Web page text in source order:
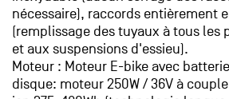
nécessaire), raccords entièrement
(remplissage des tuyaux à tous les
et aux suspensions d'essieu).
Moteur : Moteur E-bike avec
disque: moteur 250W / 36V à